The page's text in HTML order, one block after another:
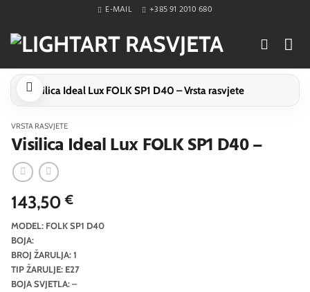
content
E-MAIL +385 91 2010 680
VRSTA RASVJETE
Visilica Ideal Lux FOLK SP1 D40 –
143,50€
MODEL: FOLK SP1 D40
BOJA:
BROJ ŽARULJA: 1
TIP ŽARULJE: E27
BOJA SVJETLA: –